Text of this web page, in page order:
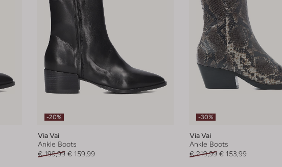
-20%
Via Vai
Ankle Boots
€ 199,99 € 159,99
-30%
Via Vai
Ankle Boots
€ 219,99 € 153,99